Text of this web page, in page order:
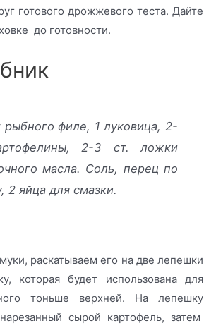
готового дрожжевого теста. Дайте
до готовности.
рыбного филе, 1 луковица, 2-
2-3 ст. ложки
масла. Соль, перец по
2 яйца для смазки.
раскатываем его на две лепешки
которая будет использована для
тоньше верхней. На лепешку
сырой картофель, затем